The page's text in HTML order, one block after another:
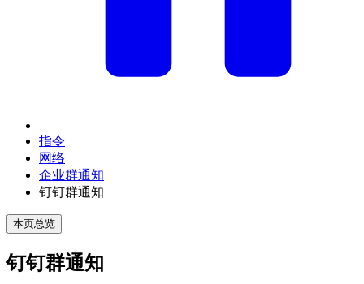
指令
网络
企业群通知
钉钉群通知
本页总览
钉钉群通知